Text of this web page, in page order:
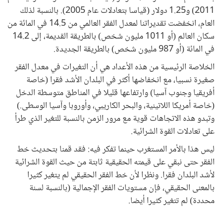
2011) و1.25 دولار (قياسا بتعادلات عام 2005). بالنسبة لذلك
العام، انخفضت تقديراتنا لمعدل الفقر العالمي من 14.5 في المائة من
سكان العالم (أو 1011 مليون شخص) بالطريقة القديمة، إلى 14.2
في المائة (أو 987 مليون شخص) بالطريقة الجديدة.
الخلاصة الرئيسية من هذه الأعداد هي أن التغيرات في معدل الفقر
صغيرة نسبيا، مع انخفاضها أكثر في البلدان الأشد فقرا (خاصة
أفريقيا وجنوب آسيا) وارتفاعها قليلا في المناطق متوسطة الدخل
(خاصة أمريكا اللاتينية، والبحر الكاريبي، وأوروبا وآسيا الوسطى.)
وتبدو هذه الاتجاهات قوية مع مرور الزمن بالنسبة للتغير الذي طرأ
على تعادلات القوة الشرائية.
ليس هذا بالأمر المستغرب حينما تفكر فيه: فقد قمنا بتحديث خط
الفقر حتى نبقي على قيمته الحقيقية ثابتة من حيث القوة الشرائية
لأشد البلدان فقرا. ونظرا لأن خط الفقر الحقيقي لم يتغير كثيرا
بالمعنى الحقيقي، فإن مستويات الفقر الإجمالية (بالنسبة لسنة
محددة) لم تتغير كثيرا أيضا.